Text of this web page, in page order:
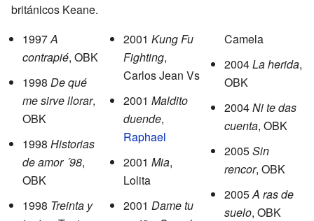
británicos Keane.
1997A
contrapié, OBK
1998 De qué
me sirve llorar,
OBK
1998 Historias
de amor ´98,
OBK
1998 Treinta y
2001 Kung Fu
Fighting,
Carlos Jean Vs
2001 Maldito
duende,
Raphael
2001 Mia,
Lolita
2001 Dame tu
Camela
2004La herida,
OBK
2004Ni te das
cuenta, OBK
2005Sin
rencor, OBK
2005A ras de
suelo, OBK